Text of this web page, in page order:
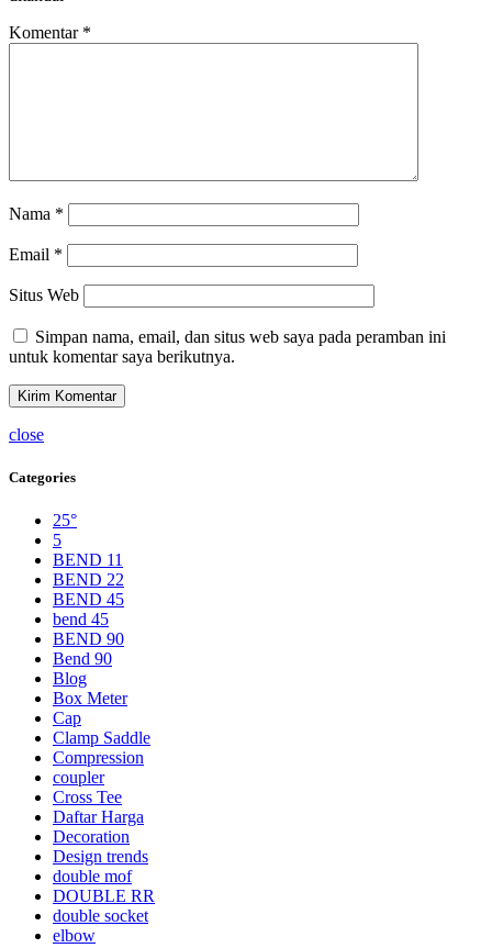
Komentar *
Nama *
Email *
Situs Web
Simpan nama, email, dan situs web saya pada peramban ini
untuk komentar saya berikutnya.
close
Categories
25°
5
BEND 11
BEND 22
BEND 45
bend 45
BEND 90
Bend 90
Blog
Box Meter
Cap
Clamp Saddle
Compression
coupler
Cross Tee
Daftar Harga
Decoration
Design trends
double mof
DOUBLE RR
double socket
elbow